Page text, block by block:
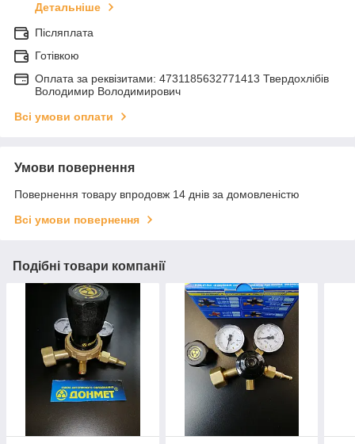
Детальніше
Післяплата
Готівкою
Оплата за реквізитами: 4731185632771413 Твердохлібів
Володимир Володимирович
Всі умови оплати
Умови повернення
Повернення товару впродовж 14 днів за домовленістю
Всі умови повернення
Подібні товари компанії